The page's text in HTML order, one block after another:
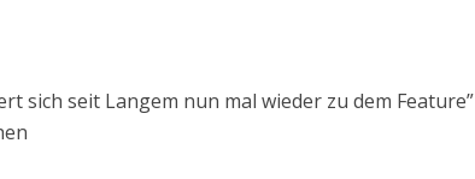
sich seit Langem nun mal wieder zu dem Feature”